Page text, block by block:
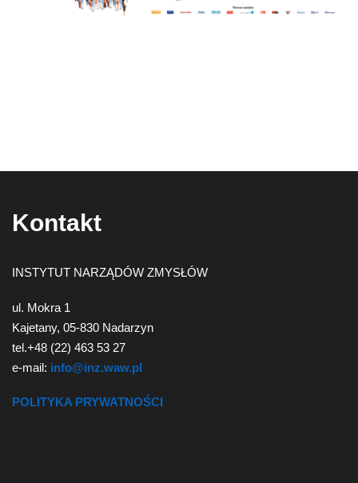
Kontakt
INSTYTUT NARZĄDÓW ZMYSŁÓW
ul. Mokra 1
Kajetany, 05-830 Nadarzyn
tel.+48 (22) 463 53 27
e-mail: info@inz.waw.pl
POLITYKA PRYWATNOŚCI